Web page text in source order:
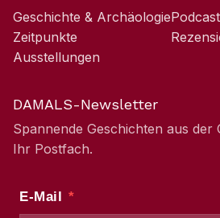
Geschichte & Archäologie
Zeitpunkte
Ausstellungen
Podcast
DAMALS-Newsletter
Spannende Geschichten aus der
Ihr Postfach.